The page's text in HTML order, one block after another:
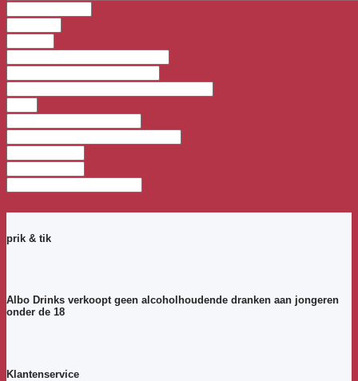
prik & tik
Albo Drinks verkoopt geen alcoholhoudende dranken aan jongeren
onder de 18
Klantenservice